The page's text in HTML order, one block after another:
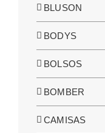
BLUSON
BODYS
BOLSOS
BOMBER
CAMISAS